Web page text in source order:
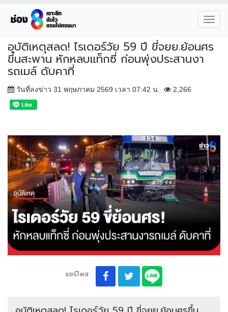
อุบัติเหตุสลด! ไรเดอร์วัย 59 ปี ขี่จยย.ย้อนศร
ขึ้นสะพาน หักหลบแท็กซี่ ก่อนพุ่งประสานงา
รถเมล์ ดับคาที่
วันที่ลงข่าว 31 พฤษภาคม 2569 เวลา 07:42 น. 2,266
แชร์โพส